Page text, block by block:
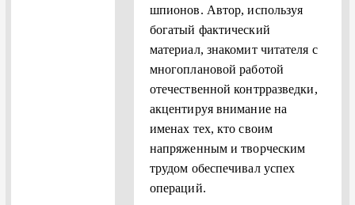
шпионов. Автор, используя
богатый фактический
материал, знакомит читателя с
многоплановой работой
отечественной контрразведки,
акцентируя внимание на
именах тех, кто своим
напряженным и творческим
трудом обеспечивал успех
операций.